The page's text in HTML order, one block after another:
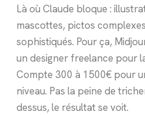
Là où Claude bloque :
mascottes, pictos
sophistiqués. Pour ça,
un designer freelance pour
Compte 300 à 1500€ pour
niveau. Pas la peine de
dessus, le résultat se voit.